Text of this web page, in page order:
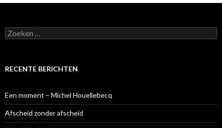
Z
o
e
a
a
r
:
RECENTE BERICHTEN
Een moment – Michel Houellebecq
Afscheid zonder afscheid